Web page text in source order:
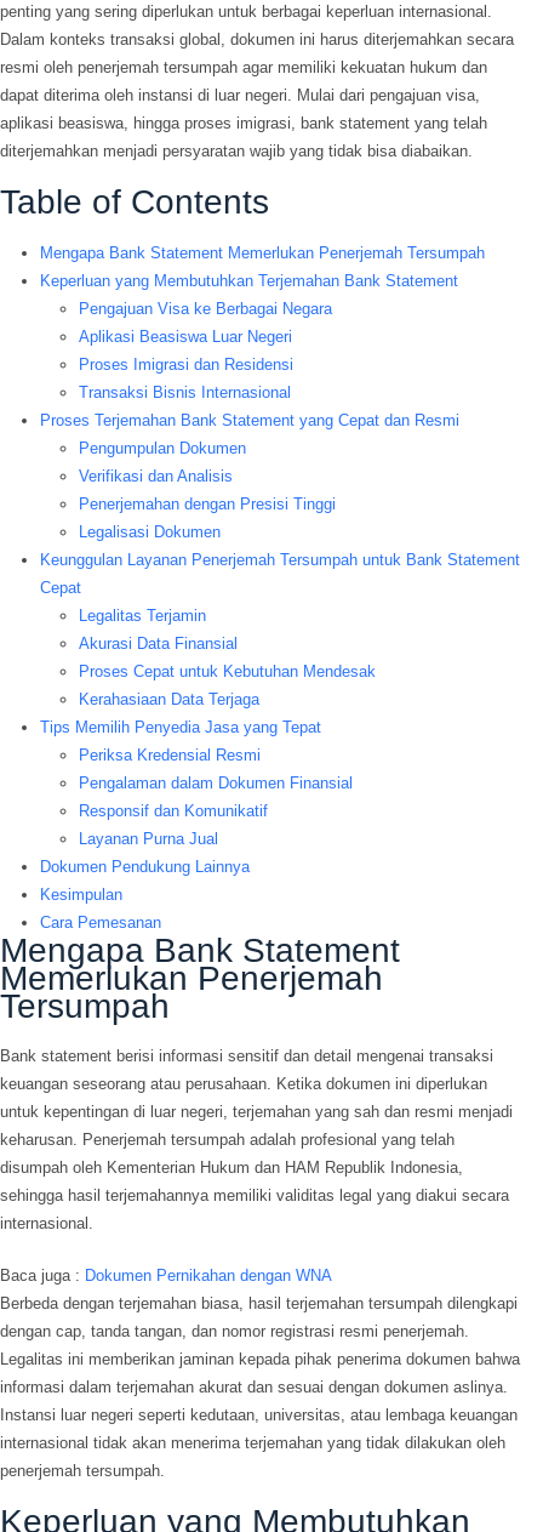
penting yang sering diperlukan untuk berbagai keperluan internasional.
Dalam konteks transaksi global, dokumen ini harus diterjemahkan secara
resmi oleh penerjemah tersumpah agar memiliki kekuatan hukum dan
dapat diterima oleh instansi di luar negeri. Mulai dari pengajuan visa,
aplikasi beasiswa, hingga proses imigrasi, bank statement yang telah
diterjemahkan menjadi persyaratan wajib yang tidak bisa diabaikan.
Table of Contents
Mengapa Bank Statement Memerlukan Penerjemah Tersumpah
Keperluan yang Membutuhkan Terjemahan Bank Statement
Pengajuan Visa ke Berbagai Negara
Aplikasi Beasiswa Luar Negeri
Proses Imigrasi dan Residensi
Transaksi Bisnis Internasional
Proses Terjemahan Bank Statement yang Cepat dan Resmi
Pengumpulan Dokumen
Verifikasi dan Analisis
Penerjemahan dengan Presisi Tinggi
Legalisasi Dokumen
Keunggulan Layanan Penerjemah Tersumpah untuk Bank Statement
Cepat
Legalitas Terjamin
Akurasi Data Finansial
Proses Cepat untuk Kebutuhan Mendesak
Kerahasiaan Data Terjaga
Tips Memilih Penyedia Jasa yang Tepat
Periksa Kredensial Resmi
Pengalaman dalam Dokumen Finansial
Responsif dan Komunikatif
Layanan Purna Jual
Dokumen Pendukung Lainnya
Kesimpulan
Cara Pemesanan
Mengapa Bank Statement
Memerlukan Penerjemah
Tersumpah
Bank statement berisi informasi sensitif dan detail mengenai transaksi
keuangan seseorang atau perusahaan. Ketika dokumen ini diperlukan
untuk kepentingan di luar negeri, terjemahan yang sah dan resmi menjadi
keharusan. Penerjemah tersumpah adalah profesional yang telah
disumpah oleh Kementerian Hukum dan HAM Republik Indonesia,
sehingga hasil terjemahannya memiliki validitas legal yang diakui secara
internasional.
Baca juga : Dokumen Pernikahan dengan WNA
Berbeda dengan terjemahan biasa, hasil terjemahan tersumpah dilengkapi
dengan cap, tanda tangan, dan nomor registrasi resmi penerjemah.
Legalitas ini memberikan jaminan kepada pihak penerima dokumen bahwa
informasi dalam terjemahan akurat dan sesuai dengan dokumen aslinya.
Instansi luar negeri seperti kedutaan, universitas, atau lembaga keuangan
internasional tidak akan menerima terjemahan yang tidak dilakukan oleh
penerjemah tersumpah.
Keperluan yang Membutuhkan